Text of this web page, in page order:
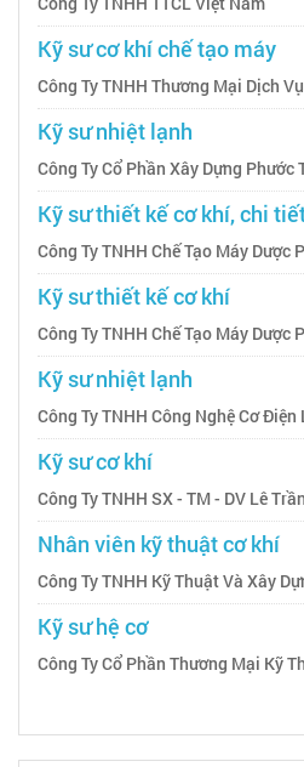
Kỹ sư cơ khí chế tạo máy
Công Ty TNHH Thương Mại Dịch
Kỹ sư nhiệt lạnh
Công Ty Cổ Phần Xây Dựng Phước
Kỹ sư thiết kế cơ khí, chi
Công Ty TNHH Chế Tạo Máy Dược
Kỹ sư thiết kế cơ khí
Công Ty TNHH Chế Tạo Máy Dược
Kỹ sư nhiệt lạnh
Công Ty TNHH Công Nghệ Cơ
Kỹ sư cơ khí
Công Ty TNHH SX - TM - DV Lê Trần
Nhân viên kỹ thuật cơ khí
Công Ty TNHH Kỹ Thuật Và Xây
Kỹ sư hệ cơ
Công Ty Cổ Phần Thương Mại Kỹ